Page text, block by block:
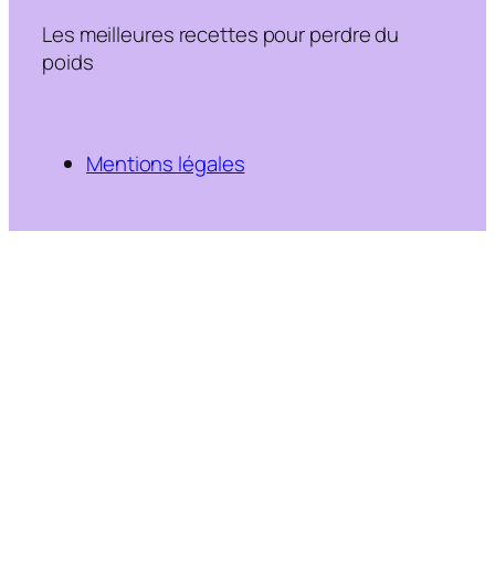
Les meilleures recettes pour perdre du
poids
Mentions légales